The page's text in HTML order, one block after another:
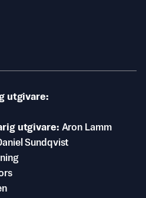
utgivare
utgivare Aron Lamm
Sundqvist